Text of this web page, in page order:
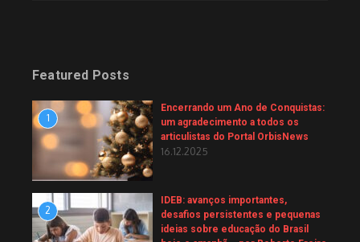
Featured Posts
1
Encerrando um Ano de Conquistas:
um agradecimento a todos os
articulistas do Portal OrbisNews
16.12.2025
2
IDEB: avanços importantes,
desafios persistentes e pequenas
ideias sobre educação do Brasil